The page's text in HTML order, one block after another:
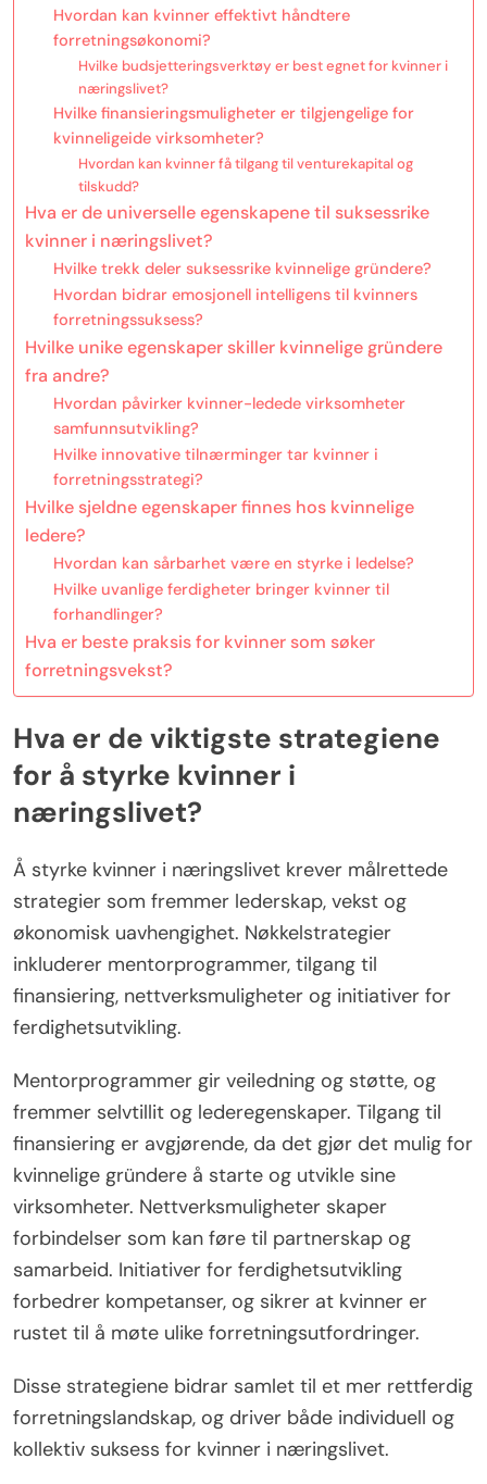
Hvordan kan kvinner effektivt håndtere
forretningsøkonomi?
Hvilke budsjetteringsverktøy er best egnet for kvinner i
næringslivet?
Hvilke finansieringsmuligheter er tilgjengelige for
kvinneligeide virksomheter?
Hvordan kan kvinner få tilgang til venturekapital og
tilskudd?
Hva er de universelle egenskapene til suksessrike
kvinner i næringslivet?
Hvilke trekk deler suksessrike kvinnelige gründere?
Hvordan bidrar emosjonell intelligens til kvinners
forretningssuksess?
Hvilke unike egenskaper skiller kvinnelige gründere
fra andre?
Hvordan påvirker kvinner-ledede virksomheter
samfunnsutvikling?
Hvilke innovative tilnærminger tar kvinner i
forretningsstrategi?
Hvilke sjeldne egenskaper finnes hos kvinnelige
ledere?
Hvordan kan sårbarhet være en styrke i ledelse?
Hvilke uvanlige ferdigheter bringer kvinner til
forhandlinger?
Hva er beste praksis for kvinner som søker
forretningsvekst?
Hva er de viktigste strategiene
for å styrke kvinner i
næringslivet?
Å styrke kvinner i næringslivet krever målrettede
strategier som fremmer lederskap, vekst og
økonomisk uavhengighet. Nøkkelstrategier
inkluderer mentorprogrammer, tilgang til
finansiering, nettverksmuligheter og initiativer for
ferdighetsutvikling.
Mentorprogrammer gir veiledning og støtte, og
fremmer selvtillit og lederegenskaper. Tilgang til
finansiering er avgjørende, da det gjør det mulig for
kvinnelige gründere å starte og utvikle sine
virksomheter. Nettverksmuligheter skaper
forbindelser som kan føre til partnerskap og
samarbeid. Initiativer for ferdighetsutvikling
forbedrer kompetanser, og sikrer at kvinner er
rustet til å møte ulike forretningsutfordringer.
Disse strategiene bidrar samlet til et mer rettferdig
forretningslandskap, og driver både individuell og
kollektiv suksess for kvinner i næringslivet.